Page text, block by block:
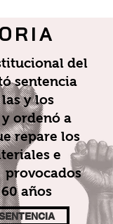
del
sentencia
y los
ordenó a
repare los
e
años